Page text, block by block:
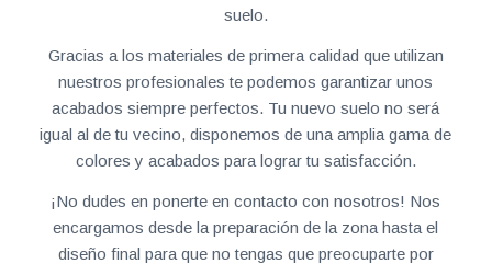
suelo.
Gracias a los materiales de primera calidad que utilizan
nuestros profesionales te podemos garantizar unos
acabados siempre perfectos. Tu nuevo suelo no será
igual al de tu vecino, disponemos de una amplia gama de
colores y acabados para lograr tu satisfacción.
¡No dudes en ponerte en contacto con nosotros! Nos
encargamos desde la preparación de la zona hasta el
diseño final para que no tengas que preocuparte por